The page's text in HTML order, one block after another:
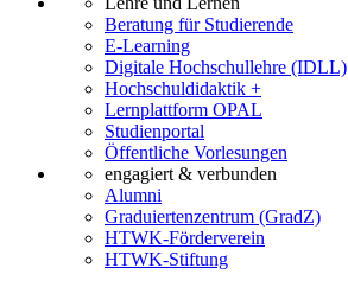
Beratung für Studierende
E-Learning
Digitale Hochschullehre (IDLL)
Hochschuldidaktik +
Lernplattform OPAL
Studienportal
Öffentliche Vorlesungen
engagiert & verbunden
Alumni
Graduiertenzentrum (GradZ)
HTWK-Förderverein
HTWK-Stiftung